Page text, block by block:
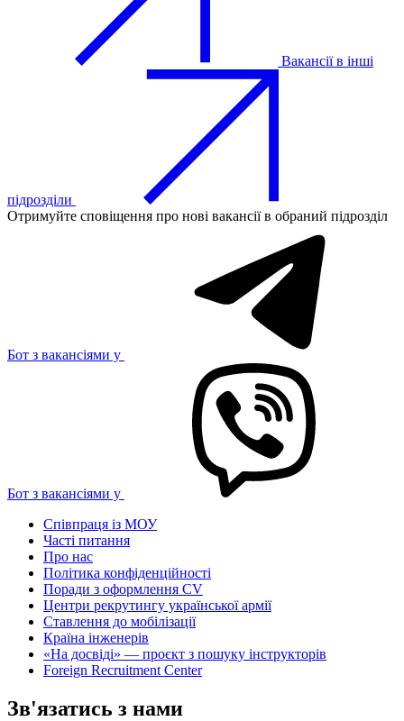
Вакансії в інші
підрозділи
Отримуйте сповіщення про нові вакансії в обраний підрозділ
Бот з вакансіями у
Бот з вакансіями у
Співпраця із МОУ
Часті питання
Про нас
Політика конфіденційності
Поради з оформлення CV
Центри рекрутингу української армії
Ставлення до мобілізації
Країна інженерів
«На досвіді» — проєкт з пошуку інструкторів
Foreign Recruitment Center
Зв'язатись з нами